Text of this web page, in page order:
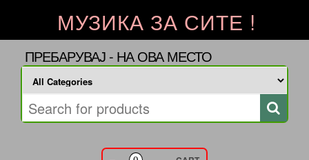
МУЗИКА ЗА СИТЕ !
ПРЕБАРУВАЈ - НА ОВА МЕСТО